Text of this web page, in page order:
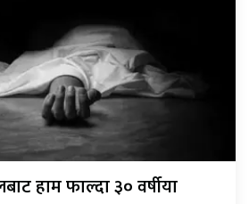
हाम फाल्दा ३० वर्षीया